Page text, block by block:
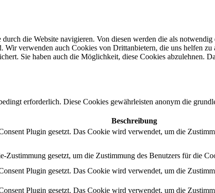
die Website navigieren. Von diesen werden die als
verwenden auch Cookies von Drittanbietern, die uns helfen zu
Sie haben auch die Möglichkeit, diese Cookies abzulehnen.
erforderlich. Diese Cookies gewährleisten anonym die
Beschreibung
Plugin gesetzt. Das Cookie wird verwendet, um die
gesetzt, um die Zustimmung des Benutzers für die
Plugin gesetzt. Das Cookie wird verwendet, um die
Plugin gesetzt. Das Cookie wird verwendet, um die